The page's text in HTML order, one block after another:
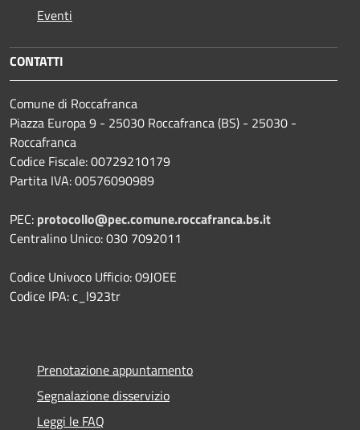
Eventi
CONTATTI
Comune di Roccafranca
Piazza Europa 9 - 25030 Roccafranca (BS) - 25030 -
Roccafranca
Codice Fiscale: 00729210179
Partita IVA: 00576090989
PEC: protocollo@pec.comune.roccafranca.bs.it
Centralino Unico: 030 7092011
Codice Univoco Ufficio: 09JOEE
Codice IPA: c_l923tr
Prenotazione appuntamento
Segnalazione disservizio
Leggi le FAQ